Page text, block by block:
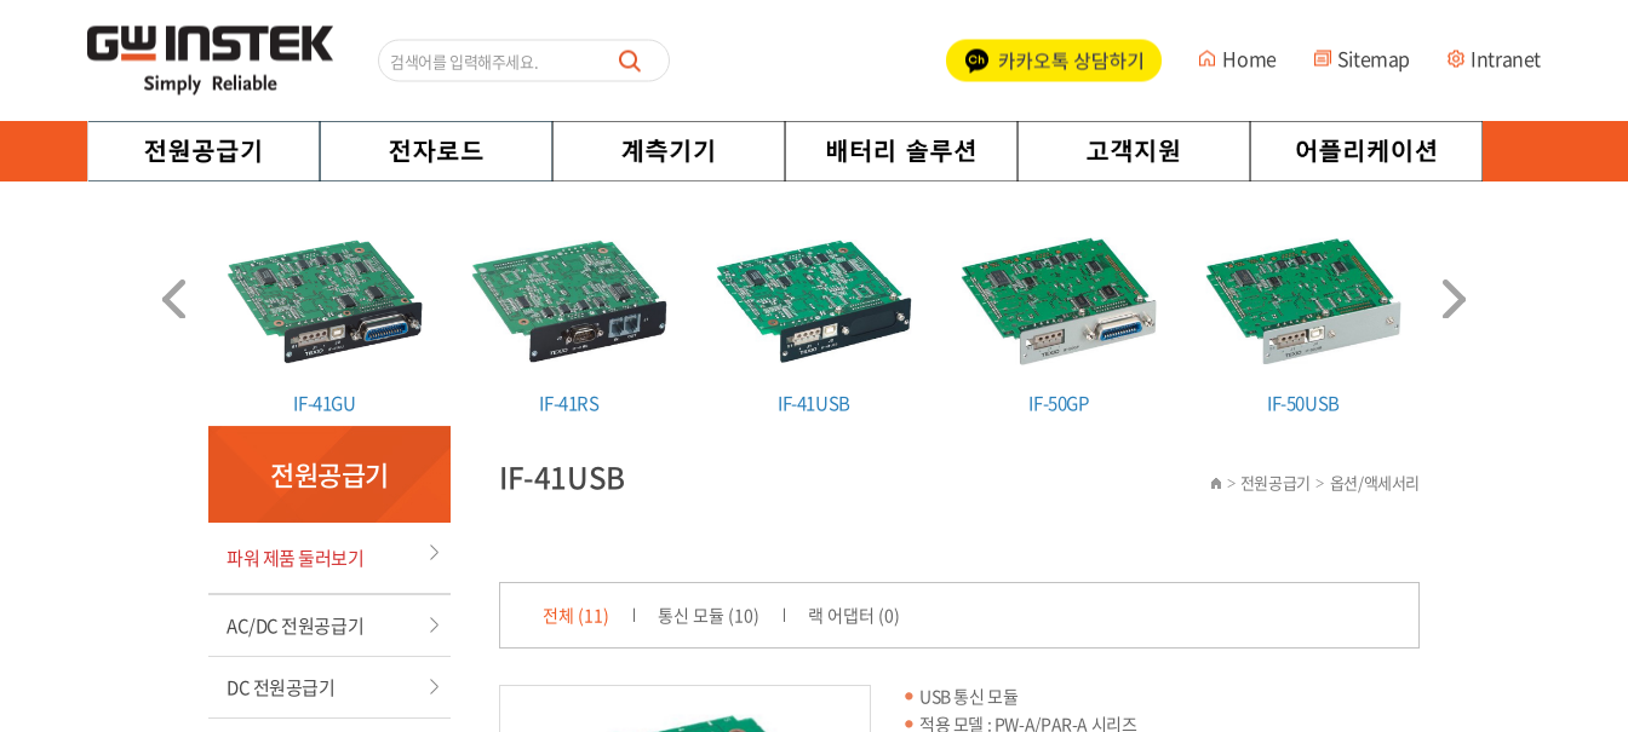
Home Sitemap Intranet
IF-41GU IF-41RS IF-41USB IF-50GP IF-50USB
전원공급기
파워 제품 둘러보기
AC/DC 전원공급기
DC 전원공급기
> 전원공급기 > 옵션/액세서리
IF-41USB
전체 (11) 통신 모듈 (10) 랙 어댑터 (0)
USB 통신 모듈
적용 모델 : PW-A/PAR-A 시리즈